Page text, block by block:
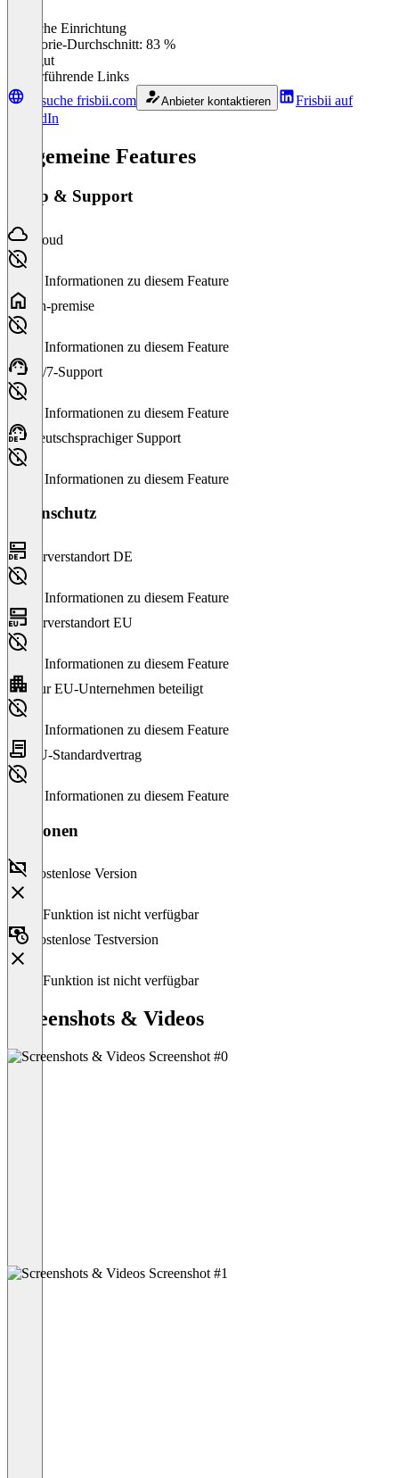
Einfache Einrichtung
Kategorie-Durchschnitt: 83 %
Sehr gut
Weiterführende Links
Besuche frisbii.com
Anbieter kontaktieren
Frisbii auf
LinkedIn
Allgemeine Features
Setup & Support
Cloud
Keine Informationen zu diesem Feature
On-premise
Keine Informationen zu diesem Feature
24/7-Support
Keine Informationen zu diesem Feature
Deutschsprachiger Support
Keine Informationen zu diesem Feature
Datenschutz
Serverstandort DE
Keine Informationen zu diesem Feature
Serverstandort EU
Keine Informationen zu diesem Feature
Nur EU-Unternehmen beteiligt
Keine Informationen zu diesem Feature
EU-Standardvertrag
Keine Informationen zu diesem Feature
Versionen
Kostenlose Version
Diese Funktion ist nicht verfügbar
Kostenlose Testversion
Diese Funktion ist nicht verfügbar
Screenshots & Videos